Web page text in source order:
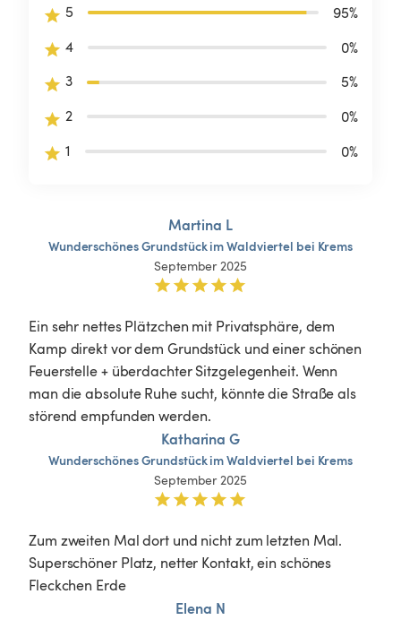
5
95%
4
0%
3
5%
2
0%
1
0%
Martina L
WunderschönesGrundstückimWaldviertel bei Krems
September 2025
Ein sehr nettes Plätzchen mit Privatsphäre, dem
Kamp direkt vor dem Grundstück und einer schönen
Feuerstelle + überdachter Sitzgelegenheit. Wenn
man die absolute Ruhe sucht, könnte die Straße als
störend empfunden werden.
Katharina G
WunderschönesGrundstückimWaldviertel bei Krems
September 2025
Zum zweiten Mal dort und nicht zum letzten Mal.
Superschöner Platz, netter Kontakt, ein schönes
Fleckchen Erde
Elena N